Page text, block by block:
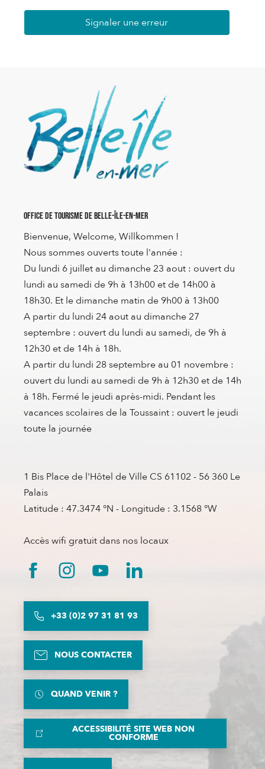
Signaler une erreur
Office de Tourisme de Belle-Île-en-Mer
Bienvenue, Welcome, Willkommen !
Nous sommes ouverts toute l'année :
Du lundi 6 juillet au dimanche 23 aout : ouvert du
lundi au samedi de 9h à 13h00 et de 14h00 à
18h30. Et le dimanche matin de 9h00 à 13h00
A partir du lundi 24 aout au dimanche 27
septembre : ouvert du lundi au samedi, de 9h à
12h30 et de 14h à 18h.
A partir du lundi 28 septembre au 01 novembre :
ouvert du lundi au samedi de 9h à 12h30 et de 14h
à 18h. Fermé le jeudi après-midi. Pendant les
vacances scolaires de la Toussaint : ouvert le jeudi
toute la journée
1 Bis Place de l'Hôtel de Ville CS 61102 - 56 360 Le
Palais
Latitude : 47.3474 °N - Longitude : 3.1568 °W
Accès wifi gratuit dans nos locaux
+33 (0)2 97 31 81 93
NOUS CONTACTER
QUAND VENIR ?
ACCESSIBILITÉ SITE WEB NON
CONFORME